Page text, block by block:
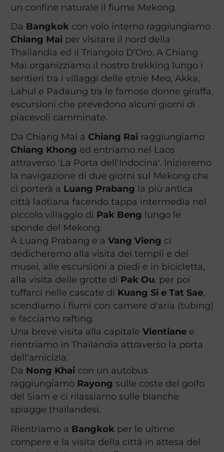
un confine naturale il fiume Mekong.
Da Bangkokcon volo interno raggiungiamo
Chiang Maiper visitare il nord della
Thailandia ed il Triangolo D'Oro. A Chiang
Mai organizziamo il nostro trekking lungo i
sentieri tra i villaggi delle etnie Meo, Akka,
Lahul e Padaung tra le famose donne giraffa,
escursioni che prevedono alcuni giorni di
piacevoli camminate.
Da Chiang Mai a Chiang Rairaggiungiamo
Chiang Khong ed entriamo nel Laos
attraverso 'La Porta dell'Indocina'. Inizieremo
la navigazione di due giorni sul Mekong che
ci porterà a Luang Prabang la più antica
città laotiana facendo tappa intermedia nel
piccolo villaggio di Pak Beng lungo le
sponde del Mekong.
A Luang Prabang e a Vang Vieng ci
dedicheremo alla visita dei templi e dei
musei, alle escursioni a piedi e in bicicletta,
alla visita delle grotte di Pak Ou, per poi
tuffarci nelle cascate di Kuang Si e Tat Sae,
scendiamo i fiumi con camere d'aria (tubing)
e facciamo rafting.
Una breve visita alla capitale Vientianee
rientriamo in Thailandia attraverso la porta
dell'amicizia.
Da Nong Khaicon un autobus
raggiungiamo Rayong sulle coste del golfo
del Siam e ci rilassiamo sulle bianche
spiagge thailandesi.
Rientriamo a Bangkok per le ultime
compere e la visita della città in attesa del